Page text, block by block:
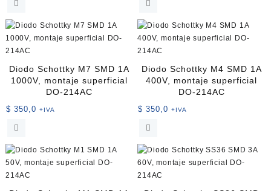
Diodo Schottky M7 SMD 1A
1000V, montaje superficial
DO-214AC
$ 350,0 +IVA
Diodo Schottky M4 SMD 1A
400V, montaje superficial
DO-214AC
$ 350,0 +IVA